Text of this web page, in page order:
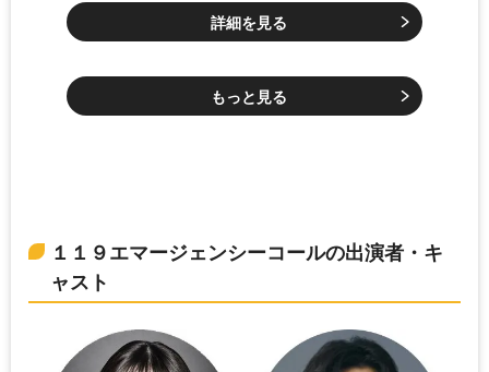
詳細を見る
もっと見る
１１９エマージェンシーコールの出演者・キ
ャスト